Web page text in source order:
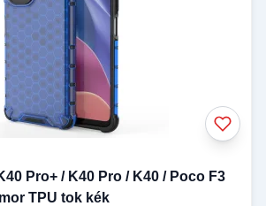
Pro+ / K40 Pro / K40 / Poco F3
TPU tok kék